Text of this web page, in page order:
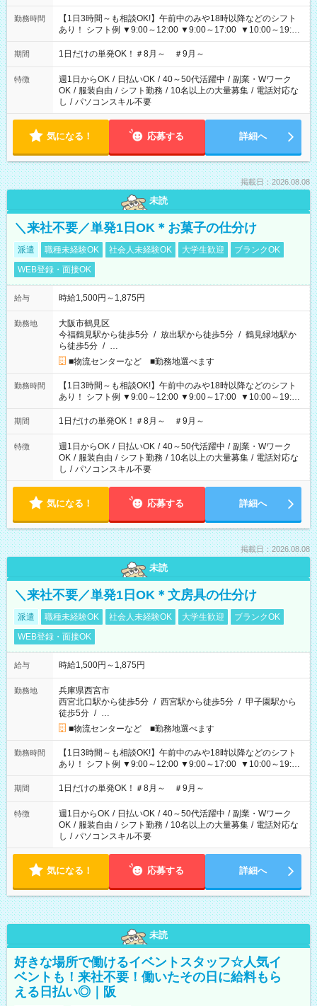
勤務時間
【1日3時間～も相談OK!】午前中のみや18時以降などのシフト
あり！ シフト例 ▼9:00～12:00 ▼9:00～17:00 ▼10:00～19:00
▼18:00～21:00
期間 1日だけの単発OK！＃8月～ ＃9月～
特徴 週1日からOK / 日払いOK / 40～50代活躍中 / 副業・Wワーク
OK / 服装自由 / シフト勤務 / 10名以上の大量募集 / 電話対応な
し / パソコンスキル不要
気になる！ 応募する 詳細へ
掲載日：2026.08.08
未読
＼来社不要／単発1日OK＊お菓子の仕分け
派遣 職種未経験OK 社会人未経験OK 大学生歓迎
ブランクOK
WEB登録・面接OK
給与 時給1,500円～1,875円
勤務地
大阪市鶴見区
今福鶴見駅から徒歩5分 / 放出駅から徒歩5分 / 鶴見緑地駅か
ら徒歩5分 / …
■物流センターなど ■勤務地選べます
勤務時間
【1日3時間～も相談OK!】午前中のみや18時以降などのシフト
あり！ シフト例 ▼9:00～12:00 ▼9:00～17:00 ▼10:00～19:00
▼18:00～21:00
期間 1日だけの単発OK！＃8月～ ＃9月～
特徴 週1日からOK / 日払いOK / 40～50代活躍中 / 副業・Wワーク
OK / 服装自由 / シフト勤務 / 10名以上の大量募集 / 電話対応な
し / パソコンスキル不要
気になる！ 応募する 詳細へ
掲載日：2026.08.08
未読
＼来社不要／単発1日OK＊文房具の仕分け
派遣 職種未経験OK 社会人未経験OK 大学生歓迎
ブランクOK
WEB登録・面接OK
給与 時給1,500円～1,875円
勤務地
兵庫県西宮市
西宮北口駅から徒歩5分 / 西宮駅から徒歩5分 / 甲子園駅から
徒歩5分 / …
■物流センターなど ■勤務地選べます
勤務時間
【1日3時間～も相談OK!】午前中のみや18時以降などのシフト
あり！ シフト例 ▼9:00～12:00 ▼9:00～17:00 ▼10:00～19:00
▼18:00～21:00
期間 1日だけの単発OK！＃8月～ ＃9月～
特徴 週1日からOK / 日払いOK / 40～50代活躍中 / 副業・Wワーク
OK / 服装自由 / シフト勤務 / 10名以上の大量募集 / 電話対応な
し / パソコンスキル不要
気になる！ 応募する 詳細へ
未読
好きな場所で働けるイベントスタッフ☆人気イ
ベントも！来社不要！働いたその日に給料もら
える日払い◎｜阪